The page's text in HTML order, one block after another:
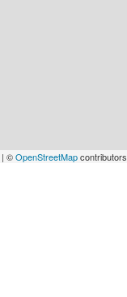
| ©OpenStreetMapcontributors